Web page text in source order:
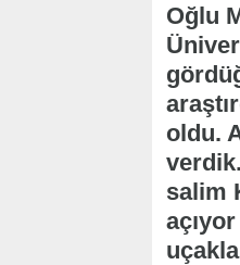
Oğlu
oldu.
salim